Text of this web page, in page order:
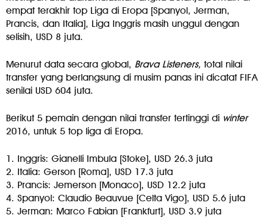
empat terakhir top Liga di Eropa [Spanyol, Jerman,
Prancis, dan Italia], Liga Inggris masih unggul dengan
selisih, USD 8 juta.
Menurut data secara global, Brava Listeners, total nilai
transfer yang berlangsung di musim panas ini dicatat FIFA
senilai USD 604 juta.
Berikut 5 pemain dengan nilai transfer tertinggi di winter
2016, untuk 5 top liga di Eropa.
1. Inggris: Gianelli Imbula [Stoke], USD 26.3 juta
2. Italia: Gerson [Roma], USD 17.3 juta
3. Prancis: Jemerson [Monaco], USD 12.2 juta
4. Spanyol: Claudio Beauvue [Celta Vigo], USD 5.6 juta
5. Jerman: Marco Fabian [Frankfurt], USD 3.9 juta